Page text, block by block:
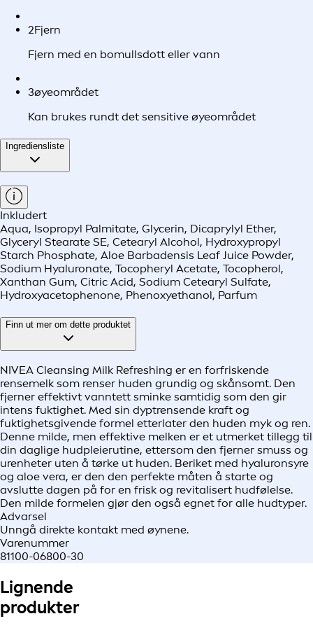
2Fjern
Fjern med en bomullsdott eller vann
3øyeområdet
Kan brukes rundt det sensitive øyeområdet
Ingrediensliste
Inkludert
Aqua, Isopropyl Palmitate, Glycerin, Dicaprylyl Ether,
Glyceryl Stearate SE, Cetearyl Alcohol, Hydroxypropyl
Starch Phosphate, Aloe Barbadensis Leaf Juice Powder,
Sodium Hyaluronate, Tocopheryl Acetate, Tocopherol,
Xanthan Gum, Citric Acid, Sodium Cetearyl Sulfate,
Hydroxyacetophenone, Phenoxyethanol, Parfum
Finn ut mer om dette produktet
NIVEA Cleansing Milk Refreshing er en forfriskende
rensemelk som renser huden grundig og skånsomt. Den
fjerner effektivt vanntett sminke samtidig som den gir
intens fuktighet. Med sin dyptrensende kraft og
fuktighetsgivende formel etterlater den huden myk og ren.
Denne milde, men effektive melken er et utmerket tillegg til
din daglige hudpleierutine, ettersom den fjerner smuss og
urenheter uten å tørke ut huden. Beriket med hyaluronsyre
og aloe vera, er den den perfekte måten å starte og
avslutte dagen på for en frisk og revitalisert hudfølelse.
Den milde formelen gjør den også egnet for alle hudtyper.
Advarsel
Unngå direkte kontakt med øynene.
Varenummer
81100-06800-30
Lignende
produkter